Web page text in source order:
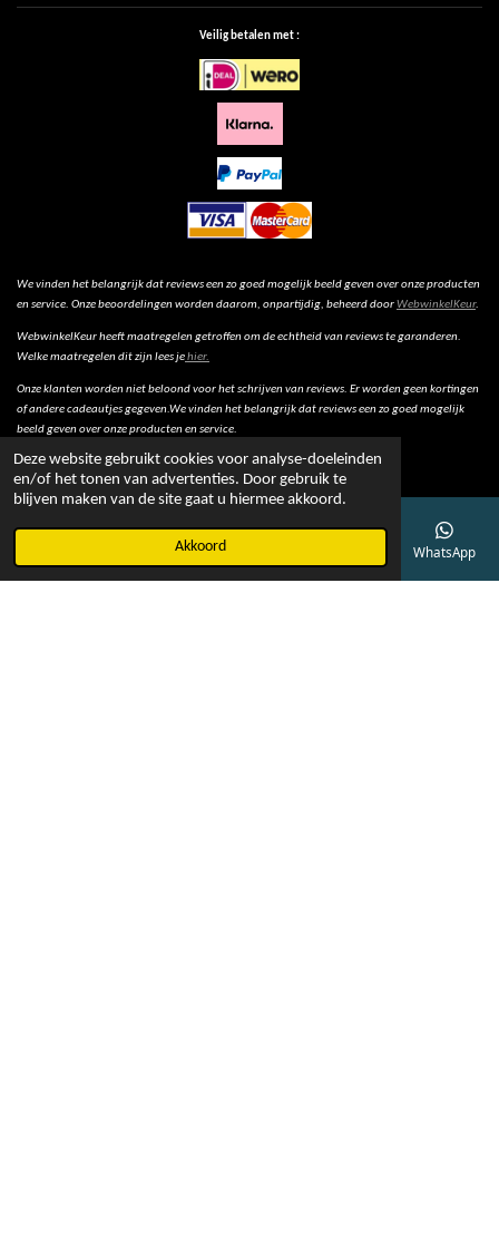
Deze website gebruikt cookies voor analyse-doeleinden
en/of het tonen van advertenties. Door gebruik te
blijven maken van de site gaat u hiermee akkoord.
Akkoord
Veilig betalen met :
We vinden het belangrijk dat reviews een zo goed mogelijk beeld geven over onze producten
en service. Onze beoordelingen worden daarom, onpartijdig, beheerd doorWebwinkelKeur.
WebwinkelKeur heeft maatregelen getroffen om de echtheid van reviews te garanderen.
Welke maatregelen dit zijn lees jehier.
Onze klanten worden niet beloond voor het schrijven van reviews. Er worden geen kortingen
of andere cadeautjes gegeven.We vinden het belangrijk dat reviews een zo goed mogelijk
beeld geven over onze producten en service.
Telefoonnummer WhatsApp